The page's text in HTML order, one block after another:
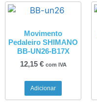
Movimento
Pedaleiro SHIMANO
BB-UN26-B17X
12,15 € com IVA
Adicionar